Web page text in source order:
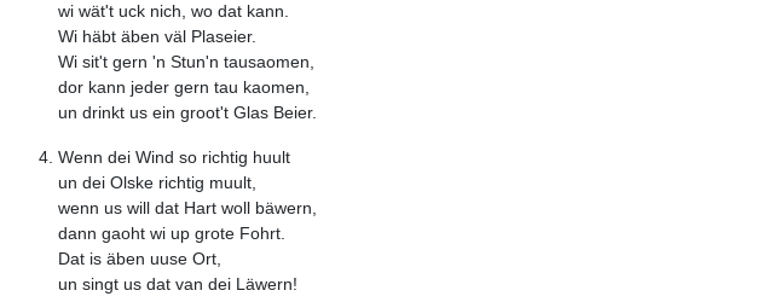
wi wät't uck nich, wo dat kann.
Wi häbt äben väl Plaseier.
Wi sit't gern 'n Stun'n tausaomen,
dor kann jeder gern tau kaomen,
un drinkt us ein groot't Glas Beier.
Wenn dei Wind so richtig huult
un dei Olske richtig muult,
wenn us will dat Hart woll bäwern,
dann gaoht wi up grote Fohrt.
Dat is äben uuse Ort,
un singt us dat van dei Läwern!